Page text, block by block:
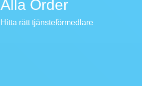
Alla Order
Hitta rätt tjänsteförmedlare